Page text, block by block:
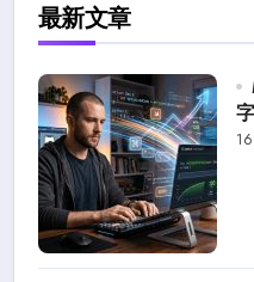
最新文章